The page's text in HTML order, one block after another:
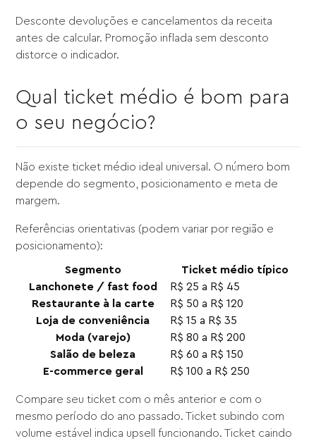
Desconte devoluções e cancelamentos da receita
antes de calcular. Promoção inflada sem desconto
distorce o indicador.
Qual ticket médio é bom para
o seu negócio?
Não existe ticket médio ideal universal. O número bom
depende do segmento, posicionamento e meta de
margem.
Referências orientativas (podem variar por região e
posicionamento):
Segmento
Ticket médio típico
Lanchonete / fast food
R$ 25 a R$ 45
Restaurante à la carte
R$ 50 a R$ 120
Loja de conveniência
R$ 15 a R$ 35
Moda (varejo)
R$ 80 a R$ 200
Salão de beleza
R$ 60 a R$ 150
E-commerce geral
R$ 100 a R$ 250
Compare seu ticket com o mês anterior e com o
mesmo período do ano passado. Ticket subindo com
volume estável indica upsell funcionando. Ticket caindo